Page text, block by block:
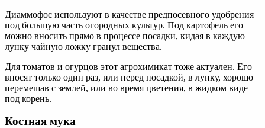
Диаммофос используют в качестве предпосевного удобрения
под большую часть огородных культур. Под картофель его
можно вносить прямо в процессе посадки, кидая в каждую
лунку чайную ложку гранул вещества.
Для томатов и огурцов этот агрохимикат тоже актуален. Его
вносят только один раз, или перед посадкой, в лунку, хорошо
перемешав с землей, или во время цветения, в жидком виде
под корень.
Костная мука